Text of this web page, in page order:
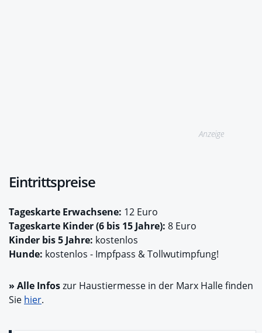
Anzeige
Eintrittspreise
Tageskarte Erwachsene: 12 Euro
Tageskarte Kinder (6 bis 15 Jahre): 8 Euro
Kinder bis 5 Jahre: kostenlos
Hunde: kostenlos - Impfpass & Tollwutimpfung!
» Alle Infoszur Haustiermesse in der Marx Halle finden
Sie hier.